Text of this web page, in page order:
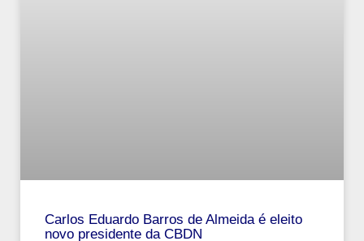
Carlos Eduardo Barros de Almeida é eleito
novo presidente da CBDN